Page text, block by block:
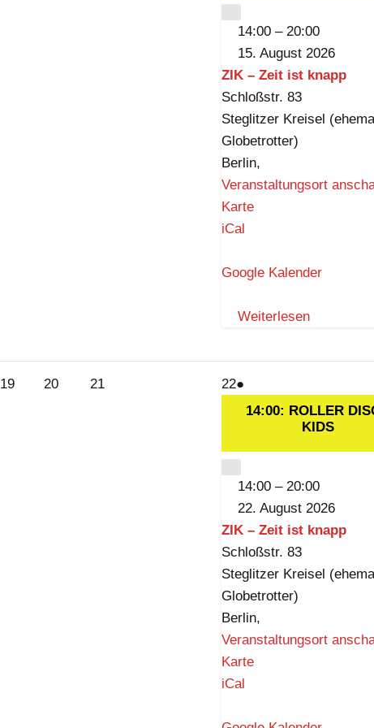
n
a
p
p
CLOSE
14:00 – 20:00
15. August 2026
ZIK – Zeit ist knapp
Schloßstr. 83
Steglitzer Kreisel
Globetrotter)
Berlin,
Veranstaltungsort
KarteZ
–
e
t
s
a
p
p
iCal
Google Kalender
Weiterlesen
1919.
2020.
21 2222.
August
●(1
Veranstaltung)
14:00: ROLLER
KIDS
CLOSE
14:00 – 20:00
22. August 2026
ZIK – Zeit ist knapp
Schloßstr. 83
Steglitzer Kreisel
Globetrotter)
Berlin,
Veranstaltungsort
KarteZ
iCal